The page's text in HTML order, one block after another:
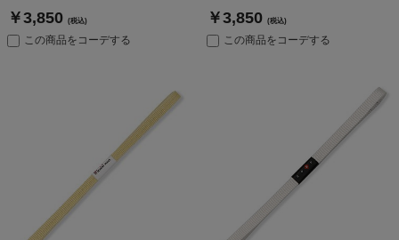
￥3,850 (税込)
この商品をコーデする
￥3,850 (税込)
この商品をコーデする